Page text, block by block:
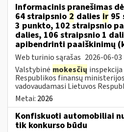
Informacinis pranešimas
64 straipsnio 2 dalies ir 95
3 punkto, 102 straipsnio
dalies, 106 straipsnio 1
apibendrinti paaiškinimų
Web turinio sąrašas 2026-06-03
Valstybinė mokesčių
Respublikos finansų
vadovaudamasi Lietuvos
Metai: 2026
Konfiskuoti automobiliai
tik konkurso būdu